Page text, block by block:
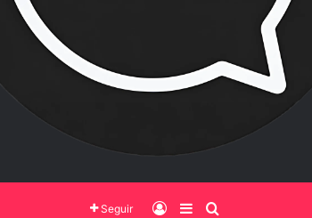
Seguir Iniciar Sesión
Barra Lateral